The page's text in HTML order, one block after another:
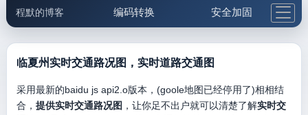
程默的博客 编码转换 安全加固
邮件工具 生活便民 更多工具
5.1支付宝大红包
临夏州实时交通路况图，实时道路交通图
采用最新的baidu js api2.o版本，(goole地图已经停用了)相相结
合， 提供实时交通路况图 ，让你足不出户就可以清楚了解实时交